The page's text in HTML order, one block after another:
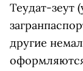
Теудат-зеут
другие